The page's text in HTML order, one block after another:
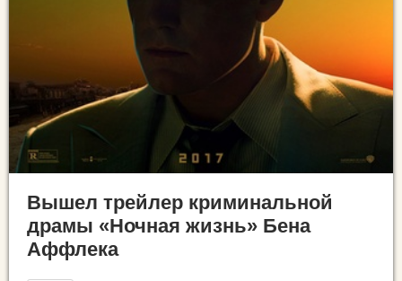
Вышел трейлер криминальной
драмы «Ночная жизнь» Бена
Аффлека